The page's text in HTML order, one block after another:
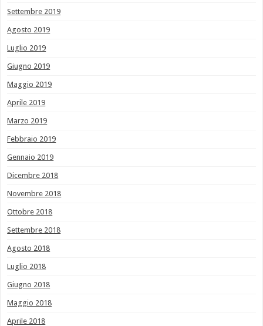
Settembre 2019
Agosto 2019
Luglio 2019
Giugno 2019
Maggio 2019
Aprile 2019
Marzo 2019
Febbraio 2019
Gennaio 2019
Dicembre 2018
Novembre 2018
Ottobre 2018
Settembre 2018
Agosto 2018
Luglio 2018
Giugno 2018
Maggio 2018
Aprile 2018